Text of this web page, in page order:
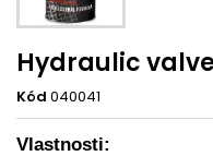
Hydraulic
Kód 040041
Vlastnosti: